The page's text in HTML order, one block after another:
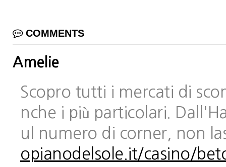
COMMENTS
Amelie
Scopro tutti i mercati di
nche i più particolari.
ul numero di corner, non
opianodelsole.it/casino/